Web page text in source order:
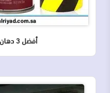
أفضل 3 دهان عازل للماء